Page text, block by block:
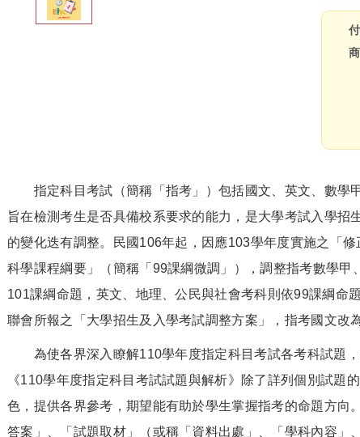
指定科目考試（簡稱「指考」）包括國文、英文、數學
旨在檢測考生是否具備校系要求的能力，是大學考試入學
的變化迭有調整。民國106年起，因應103學年度實施之「
科學課程綱要」（簡稱「99課綱微調」），調整指考數學
101課綱命題，英文、地理、公民與社會考科則依99課綱命
聯會所報之「大學招生及入學考試調整方案」，指考國文改
為使各界深入瞭解110學年度指定科目考試各考科試題，
《110學年度指定科目考試試題與解析》除了詳列個別試
色，提供各界參考，期望能有助於學生掌握指考的命題方
答案」、「試題取材」（或稱「資料出處」、「學科內容